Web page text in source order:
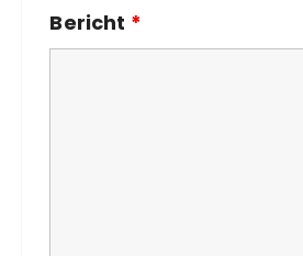
Bericht *